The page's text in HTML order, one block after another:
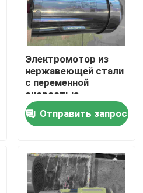
Электромотор из
нержавеющей стали
с переменной
скоростью
мощностью 100 л.с.
для строительства
Отправить запрос